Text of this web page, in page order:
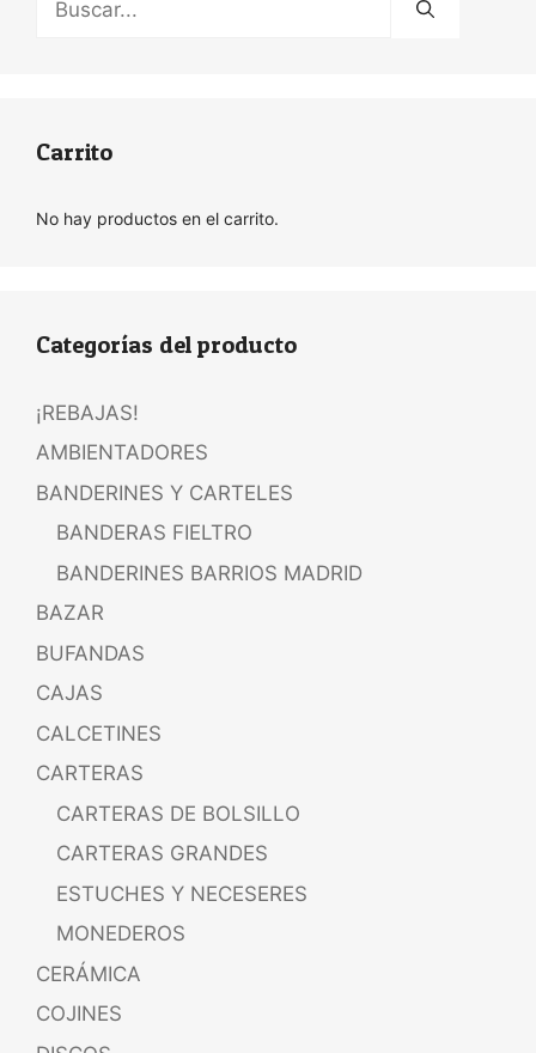
Carrito
No hay productos en el carrito.
Categorías del producto
¡REBAJAS!
AMBIENTADORES
BANDERINES Y CARTELES
BANDERAS FIELTRO
BANDERINES BARRIOS MADRID
BAZAR
BUFANDAS
CAJAS
CALCETINES
CARTERAS
CARTERAS DE BOLSILLO
CARTERAS GRANDES
ESTUCHES Y NECESERES
MONEDEROS
CERÁMICA
COJINES